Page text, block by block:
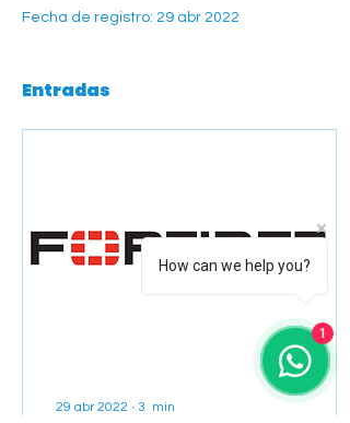
Fecha de registro: 29 abr 2022
Entradas
29 abr 2022 ∙ 3 min
How can we help you?
1